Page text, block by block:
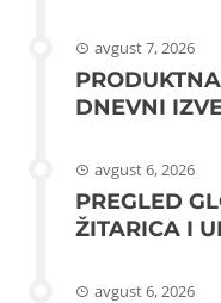
avgust 7, 2026
DNEVNI
avgust 6, 2026
PREGLED
ŽITARICA I
avgust 6, 2026